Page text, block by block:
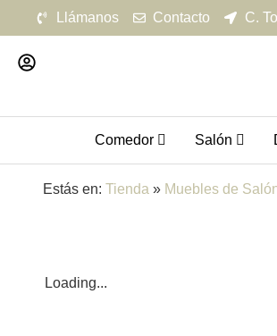
Llámanos Contacto C.
Comedor Salón
Estás en: Tienda » Muebles de
Loading...